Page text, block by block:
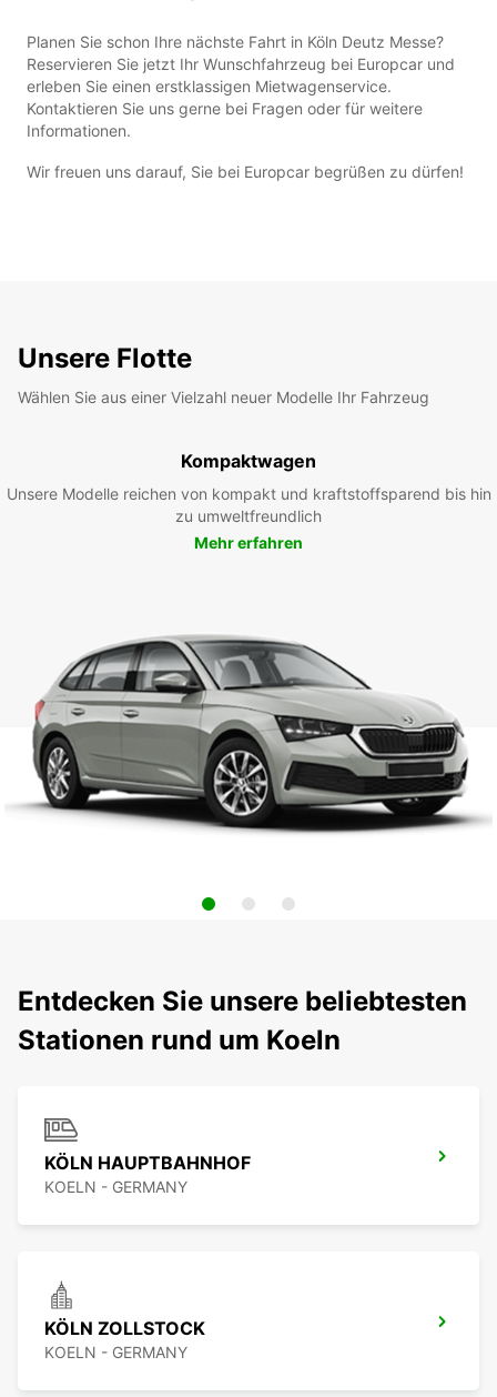
Planen Sie schon Ihre nächste Fahrt in Köln Deutz Messe?
Reservieren Sie jetzt Ihr Wunschfahrzeug bei Europcar und
erleben Sie einen erstklassigen Mietwagenservice.
Kontaktieren Sie uns gerne bei Fragen oder für weitere
Informationen.
Wir freuen uns darauf, Sie bei Europcar begrüßen zu dürfen!
Unsere Flotte
Wählen Sie aus einer Vielzahl neuer Modelle Ihr Fahrzeug
Kompaktwagen
Unsere Modelle reichen von kompakt und kraftstoffsparend bis hin
zu umweltfreundlich
Mehr erfahren
Entdecken Sie unsere beliebtesten
Stationen rund um Koeln
KÖLN HAUPTBAHNHOF
KOELN - GERMANY
KÖLN ZOLLSTOCK
KOELN - GERMANY